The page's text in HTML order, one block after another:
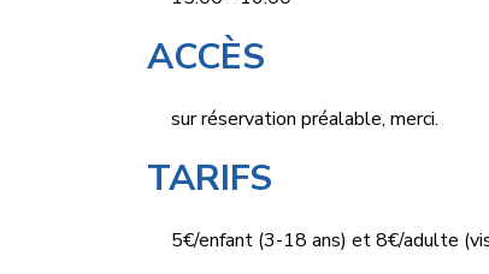
ACCÈS
sur réservation préalable, merci.
TARIFS
5€/enfant (3-18 ans) et 8€/adulte